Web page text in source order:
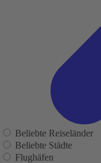
Beliebte Reiseländer
Beliebte Städte
Flughäfen